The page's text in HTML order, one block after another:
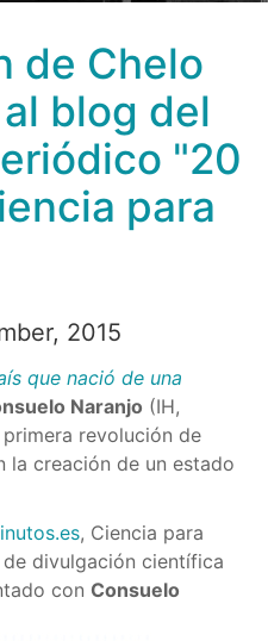
'Ciencia para llevar'
de Chelo
blog del
"20
para
2015
que nació de una
Naranjo (IH,
revolución de
la creación de un estado
, Ciencia para
divulgación científica
con Consuelo